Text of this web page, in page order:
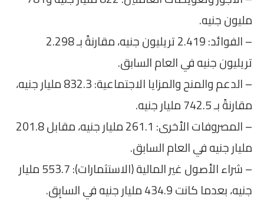
مليون جنيه.
– الفوائد: 2.419 تريليون جنيه، مقارنةً بـ 2.298
تريليون جنيه في العام السابق.
– الدعم والمنح والمزايا الاجتماعية: 832.3 مليار جنيه،
مقارنةً بـ 742.5 مليار جنيه.
– المصروفات الأخرى: 261.1 مليار جنيه، مقابل 201.8
مليار جنيه في العام السابق.
– شراء الأصول غير المالية (الاستثمارات): 553.7 مليار
جنيه، بعدما كانت 434.9 مليار جنيه في السابِق.